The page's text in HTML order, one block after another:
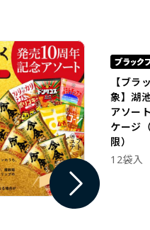
【ブラ
象】湖
アソー
ケージ
限）
12袋入